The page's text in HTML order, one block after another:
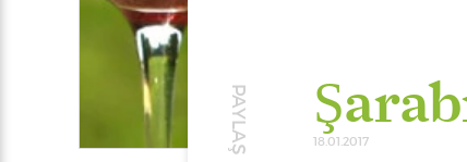
PAYLAŞ 18.01.2017